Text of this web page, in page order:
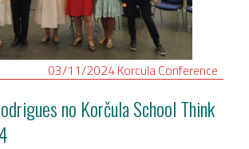
EN
PT
03/11/2024KorculaConference
no Korčula School Think